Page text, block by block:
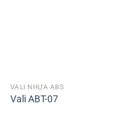
VALI NHỰA ABS
Vali ABT-07